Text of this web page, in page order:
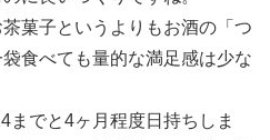
菓子というよりもお酒の「つ
食べても量的な満足感は少な
までと4ヶ月程度日持ちしま